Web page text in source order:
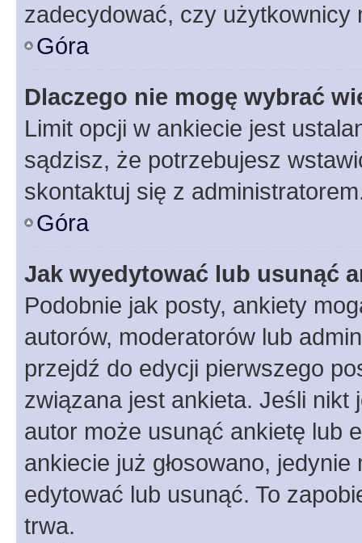
zadecydować, czy użytkownicy
Góra
Dlaczego nie mogę wybrać
Limit opcji w ankiecie jest
sądzisz, że potrzebujesz
skontaktuj się z
Góra
Jak wyedytować lub usunąć
Podobnie jak posty, ankiety
autorów, moderatorów lub
przejdź do edycji pierwszego
związana jest ankieta. Jeśli nikt
autor może usunąć ankietę lub
ankiecie już głosowano,
edytować lub usunąć. To
trwa.